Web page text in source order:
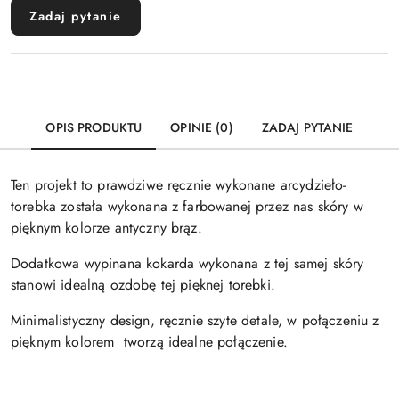
Zadaj pytanie
OPIS PRODUKTU OPINIE (0) ZADAJ PYTANIE
Ten projekt to prawdziwe ręcznie wykonane arcydzieło-
torebka została wykonana z farbowanej przez nas skóry w
pięknym kolorze antyczny brąz.
Dodatkowa wypinana kokarda wykonana z tej samej skóry
stanowi idealną ozdobę tej pięknej torebki.
Minimalistyczny design, ręcznie szyte detale, w połączeniu z
pięknym kolorem tworzą idealne połączenie.